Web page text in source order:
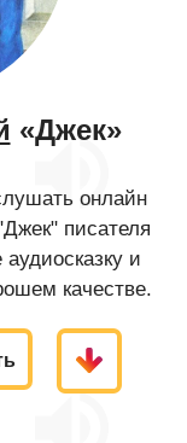
«Джек»
онлайн
писателя
и
качестве.